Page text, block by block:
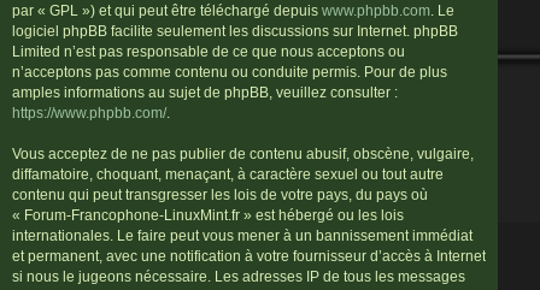
par « GPL ») et qui peut être téléchargé depuis www.phpbb.com . Le
logiciel phpBB facilite seulement les discussions sur Internet. phpBB
Limited n’est pas responsable de ce que nous acceptons ou
n’acceptons pas comme contenu ou conduite permis. Pour de plus
amples informations au sujet de phpBB, veuillez consulter :
https://www.phpbb.com/.
Vous acceptez de ne pas publier de contenu abusif, obscène, vulgaire,
diffamatoire, choquant, menaçant, à caractère sexuel ou tout autre
contenu qui peut transgresser les lois de votre pays, du pays où
« Forum-Francophone-LinuxMint.fr » est hébergé ou les lois
internationales. Le faire peut vous mener à un bannissement immédiat
et permanent, avec une notification à votre fournisseur d’accès à Internet
si nous le jugeons nécessaire. Les adresses IP de tous les messages